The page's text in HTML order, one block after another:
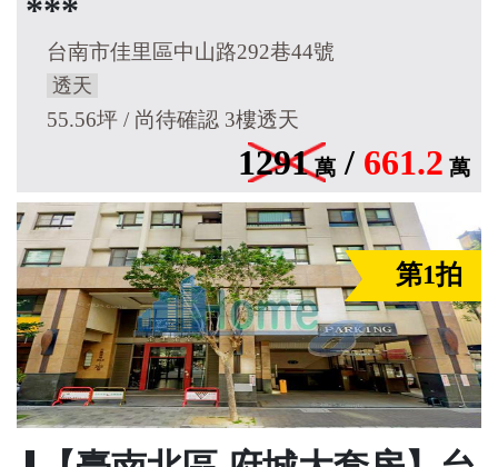
***
台南市佳里區中山路292巷44號
透天
55.56坪 / 尚待確認 3樓透天
1291 萬 / 661.2 萬
第1拍